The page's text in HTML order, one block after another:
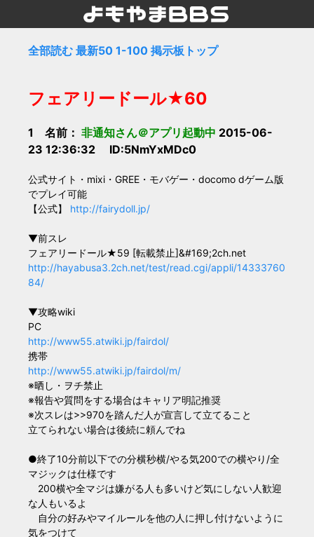
全部読む 最新50 1-100 掲示板トップ
フェアリードール★60
1 名前： 非通知さん＠アプリ起動中 2015-06-
23 12:36:32 ID:5NmYxMDc0
公式サイト・mixi・GREE・モバゲー・docomo dゲーム版
でプレイ可能
【公式】 http://fairydoll.jp/
▼前スレ
フェアリードール★59 [転載禁止]&#169;2ch.net
http://hayabusa3.2ch.net/test/read.cgi/appli/14333760
84/
▼攻略wiki
PC
http://www55.atwiki.jp/fairdol/
携帯
http://www55.atwiki.jp/fairdol/m/
※晒し・ヲチ禁止
※報告や質問をする場合はキャリア明記推奨
※次スレは>>970を踏んだ人が宣言して立てること
立てられない場合は後続に頼んでね
●終了10分前以下での分横秒横/やる気200での横やり/全
マジックは仕様です
200横や全マジは嫌がる人も多いけど気にしない人歓迎
な人もいるよ
自分の好みやマイルールを他の人に押し付けないように
気をつけて